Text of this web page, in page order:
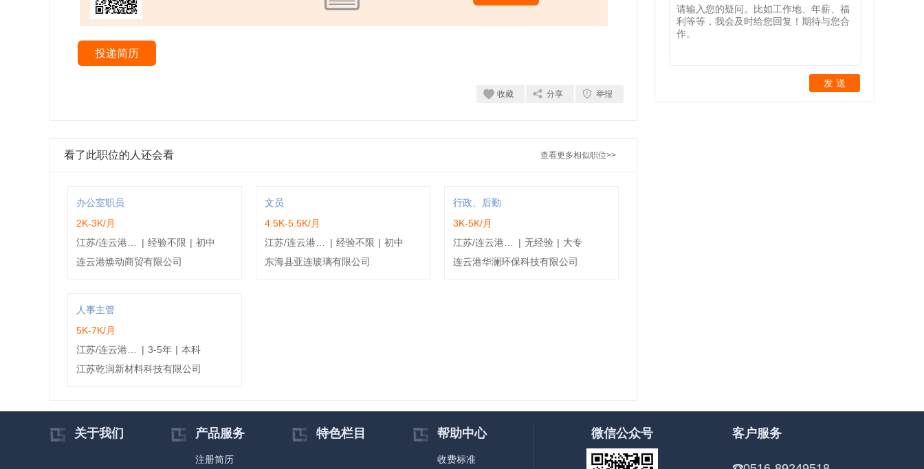
投递简历
收藏 分享 举报
看了此职位的人还会看 查看更多相似职位>>
办公室职员
2K-3K/月
| 经验不限 | 初中
连云港焕动商贸有限公司
文员
4.5K-5.5K/月
| 经验不限 | 初中
东海县亚连玻璃有限公司
行政、后勤
3K-5K/月
| 无经验 | 大专
连云港华澜环保科技有限公司
人事主管
5K-7K/月
| 3-5年 | 本科
江苏乾润新材料科技有限公司
发 送
关于我们 产品服务
注册简历
特色栏目 帮助中心
收费标准
微信公众号 客户服务